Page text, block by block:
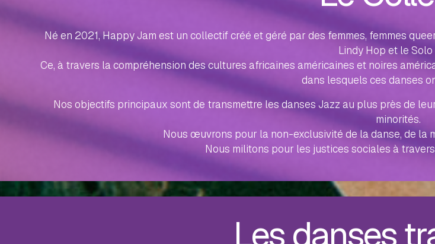
Né en 2021, Happy Jam est un collectif créé et géré par des femmes, femmes
Lindy Hop et le Solo
Ce, à travers la compréhension des cultures africaines américaines et noires
dans lesquels ces danses
Nos objectifs principaux sont de transmettre les danses Jazz au plus près de
minorités.
Nous œuvrons pour la non-exclusivité de la danse, de la
Nous militons pour les justices sociales à
Les danses